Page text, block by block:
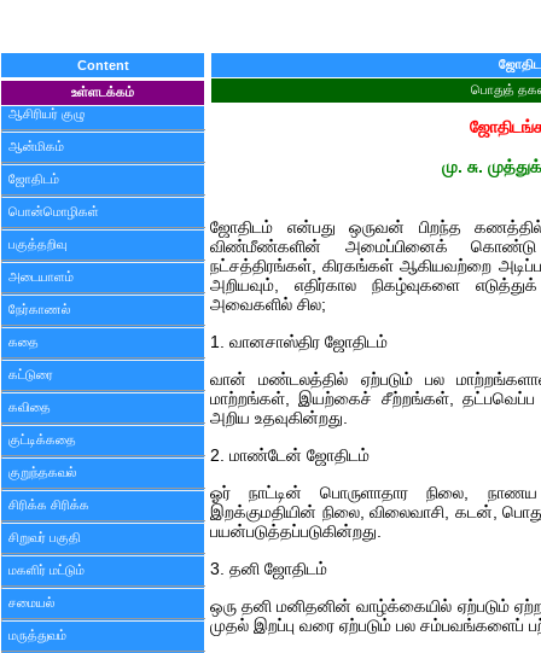
Content
உள்ளடக்கம்
ஆசிரியர் குழு
ஆன்மிகம்
ஜோதிடம்
பொன்மொழிகள்
பகுத்தறிவு
அடையாளம்
நேர்காணல்
கதை
கட்டுரை
கவிதை
குட்டிக்கதை
குறுந்தகவல்
சிரிக்க சிரிக்க
சிறுவர் பகுதி
மகளிர் மட்டும்
சமையல்
மருத்துவம்
பொதுத்
மு. சு.
ஜோதிடம் என்பது ஒருவன் பிறந்த
விண்மீண்களின் அமைப்பினைக் கொண்டு
நட்சத்திரங்கள், கிரகங்கள் ஆகியவற்றை
அறியவும், எதிர்கால நிகழ்வுகளை
அவைகளில் சில;
1. வானசாஸ்திர ஜோதிடம்
வான் மண்டலத்தில் ஏற்படும் பல மாற்றங்களால்
மாற்றங்கள், இயற்கைச் சீற்றங்கள், தட்பவெப்ப
அறிய உதவுகின்றது.
2. மாண்டேன் ஜோதிடம்
ஓர் நாட்டின் பொருளாதார நிலை, நாணய
இறக்குமதியின் நிலை, விலைவாசி, கடன்,
பயன்படுத்தப்படுகின்றது.
3. தனி ஜோதிடம்
ஒரு தனி மனிதனின் வாழ்க்கையில் ஏற்படும்
முதல் இறப்பு வரை ஏற்படும் பல சம்பவங்களைப்